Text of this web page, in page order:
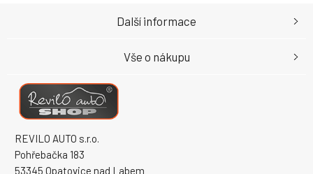
REVILO AUTO s.r.o.
Pohřebačka 183
53345 Opatovice nad Labem
Další informace
Vše o nákupu